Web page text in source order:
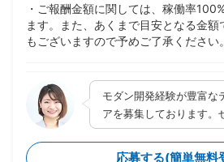
・ご報酬金額に関しては、稼働率
ます。また、あくまで目安となる金
もございますので予めご了承ください。
モダン開発経験が豊富な
アを募集しております。
応募する(簡単無料